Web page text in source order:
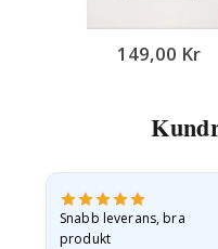
149,00 Kr
Snabb leverans, bra
produkt